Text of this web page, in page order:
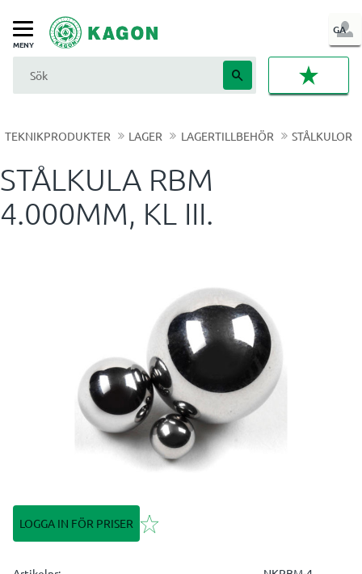
Meny
GA
IN
TEKNIKPRODUKTER LAGER LAGERTILLBEHÖR STÅLKULOR
STÅLKULA RBM
4.000MM, KL III.
LOGGA IN FÖR PRISER Lägg till i favoriter